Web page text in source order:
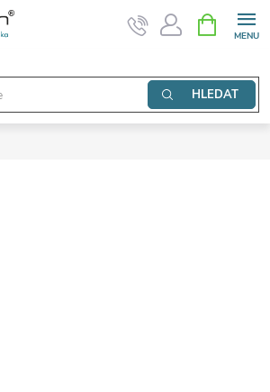
HLEDAT
NÁKUPNÍ
KOŠÍK